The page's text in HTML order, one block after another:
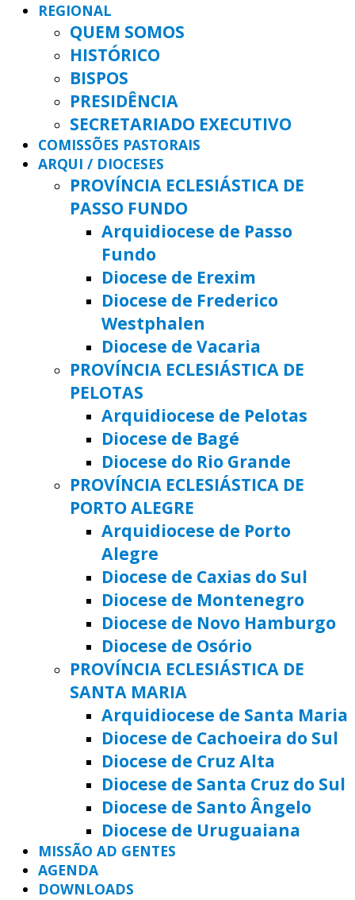
REGIONAL
QUEM SOMOS
HISTÓRICO
BISPOS
PRESIDÊNCIA
SECRETARIADO EXECUTIVO
COMISSÕES PASTORAIS
ARQUI / DIOCESES
PROVÍNCIA ECLESIÁSTICA DE
PASSO FUNDO
Arquidiocese de Passo
Fundo
Diocese de Erexim
Diocese de Frederico
Westphalen
Diocese de Vacaria
PROVÍNCIA ECLESIÁSTICA DE
PELOTAS
Arquidiocese de Pelotas
Diocese de Bagé
Diocese do Rio Grande
PROVÍNCIA ECLESIÁSTICA DE
PORTO ALEGRE
Arquidiocese de Porto
Alegre
Diocese de Caxias do Sul
Diocese de Montenegro
Diocese de Novo Hamburgo
Diocese de Osório
PROVÍNCIA ECLESIÁSTICA DE
SANTA MARIA
Arquidiocese de Santa Maria
Diocese de Cachoeira do Sul
Diocese de Cruz Alta
Diocese de Santa Cruz do Sul
Diocese de Santo Ângelo
Diocese de Uruguaiana
MISSÃO AD GENTES
AGENDA
DOWNLOADS